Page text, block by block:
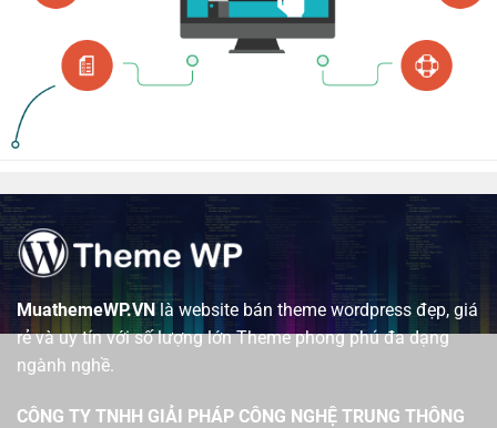
MuathemeWP.VNlà website bán theme wordpress đẹp, giá
rẻ và uy tín với số lượng lớn Theme phong phú đa dạng
ngành nghề.
CÔNG TY TNHH GIẢI PHÁP CÔNG NGHỆ TRUNG THÔNG